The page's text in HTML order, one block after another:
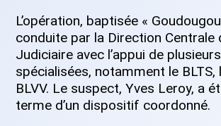
L’opération, baptisée «
conduite par la Direction Centrale
Judiciaire avec l’appui de
spécialisées, notamment le BLTS,
BLVV. Le suspect, Yves Leroy, a
terme d’un dispositif coordonné.